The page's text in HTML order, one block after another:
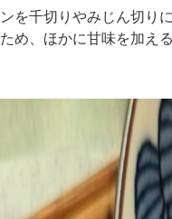
を千切りやみじん切り
め、ほかに甘味を加え